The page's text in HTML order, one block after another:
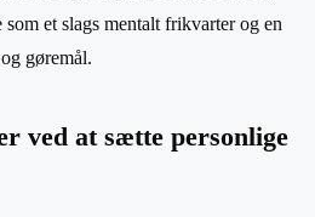
et slags mentalt frikvarter og en
gøremål.
ved at sætte personlige